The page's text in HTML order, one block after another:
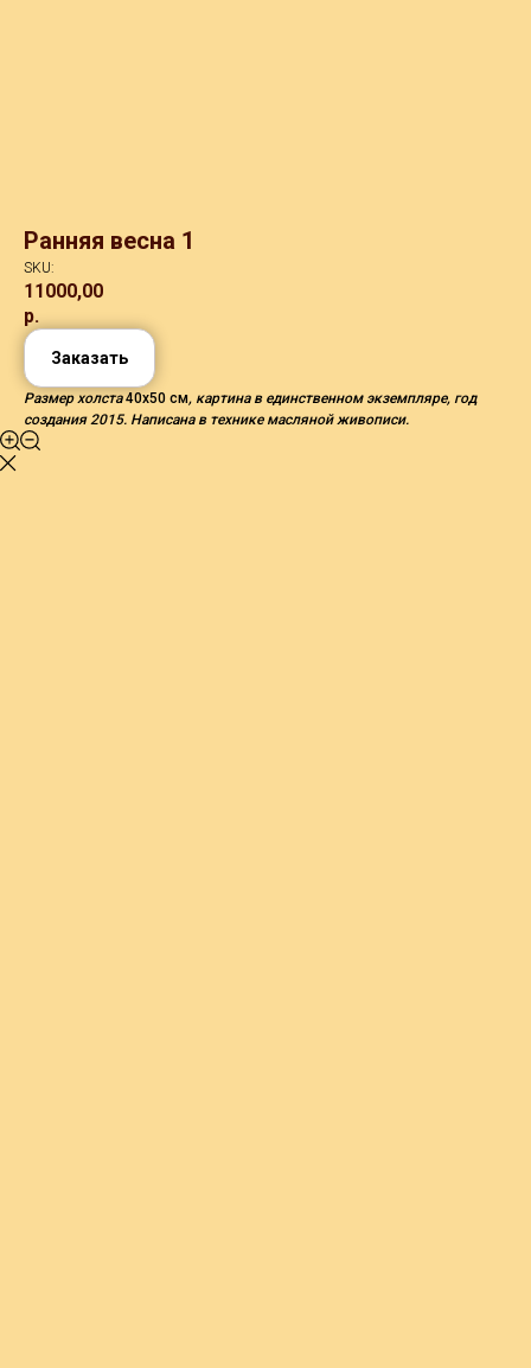
Ранняя весна 1
SKU:
11000,00
р.
Заказать
Размер холста40х50 см, картина в единственном экземпляре, год
создания 2015. Написана в технике масляной живописи.